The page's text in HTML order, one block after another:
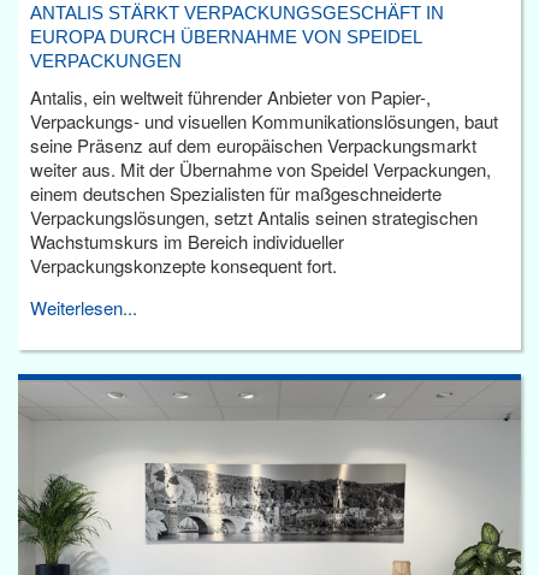
ANTALIS STÄRKT VERPACKUNGSGESCHÄFT IN
EUROPA DURCH ÜBERNAHME VON SPEIDEL
VERPACKUNGEN
Antalis, ein weltweit führender Anbieter von Papier-,
Verpackungs- und visuellen Kommunikationslösungen, baut
seine Präsenz auf dem europäischen Verpackungsmarkt
weiter aus. Mit der Übernahme von Speidel Verpackungen,
einem deutschen Spezialisten für maßgeschneiderte
Verpackungslösungen, setzt Antalis seinen strategischen
Wachstumskurs im Bereich individueller
Verpackungskonzepte konsequent fort.
Weiterlesen...